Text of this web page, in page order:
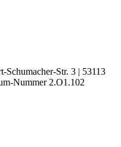
Schumacher-Str. 3 | 53113
Nummer 2.O1.102